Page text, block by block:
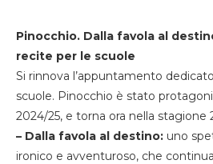
Pinocchio. Dalla favola al
recite per le scuole
Si rinnova l’appuntamento
scuole. Pinocchio è stato
2024/25, e torna ora nella stagione
– Dalla favola al destino: uno
ironico e avventuroso, che